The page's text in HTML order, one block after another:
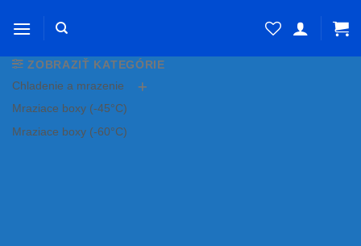
ZOBRAZIŤ KATEGÓRIE
Chladenie a mrazenie
Mraziace boxy (-45°C)
Mraziace boxy (-60°C)